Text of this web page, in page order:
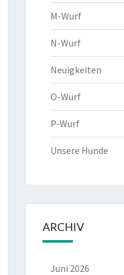
M-Wurf
N-Wurf
Neuigkeiten
O-Wurf
P-Wurf
Unsere Hunde
ARCHIV
Juni 2026